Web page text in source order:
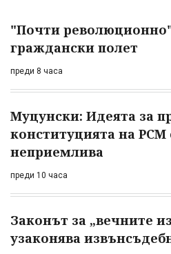
"Почти
граждански полет
преди 8 часа
Муцунски: Идеята за
конституцията на РСМ
неприемлива
преди 10 часа
Законът за „вечните
узаконява